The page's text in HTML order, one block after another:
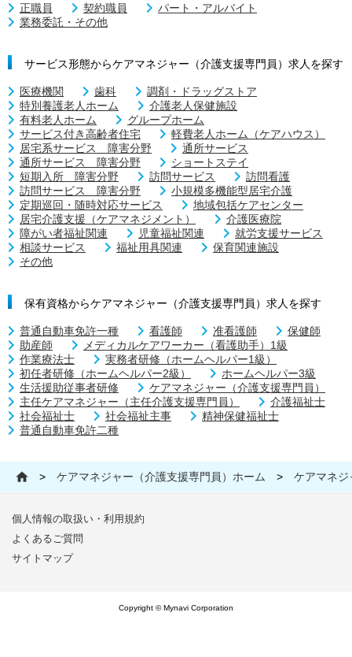
正職員 契約職員
パート・アルバイト
業務委託・その他
サービス形態からケアマネジャー（介護支援専門員）求人を探す
医療機関 歯科
調剤・ドラッグストア
特別養護老人ホーム
介護老人保健施設
有料老人ホーム
グループホーム
サービス付き高齢者住宅
軽費老人ホーム（ケアハウス）
居宅系サービス 障害分野
通所サービス
通所サービス 障害分野
ショートステイ
短期入所 障害分野
訪問サービス
訪問看護
訪問サービス 障害分野
小規模多機能型居宅介護
定期巡回・随時対応サービス
地域包括ケアセンター
居宅介護支援（ケアマネジメント）
介護医療院
障がい者福祉関連
児童福祉関連
就労支援サービス
相談サービス
福祉用具関連
保育関連施設
その他
保有資格からケアマネジャー（介護支援専門員）求人を探す
普通自動車免許一種 看護師 准看護師
保健師
助産師
メディカルケアワーカー（看護助手）1級
作業療法士
実務者研修（ホームヘルパー1級）
初任者研修（ホームヘルパー2級）
ホームヘルパー3級
生活援助従事者研修
ケアマネジャー（介護支援専門員）
主任ケアマネジャー（主任介護支援専門員）
介護福祉士
社会福祉士
社会福祉主事
精神保健福祉士
普通自動車免許二種
> ケアマネジャー（介護支援専門員）ホーム > ケアマネジ
個人情報の取扱い・利用規約
よくあるご質問
サイトマップ
Copyright © Mynavi Corporation